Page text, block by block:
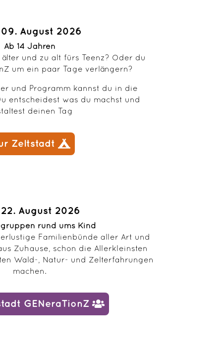
09. August 2026
Ab 14 Jahren
und zu alt fürs Teenz? Oder du
um ein paar Tage verlängern?
und Programm kannst du in die
entscheidest was du machst und
deinen Tag
Zeltstadt
22. August 2026
rund ums Kind
Familienbünde aller Art und
Zuhause, schon die Allerkleinsten
Wald-, Natur- und Zelterfahrungen
machen.
GENeraTionZ